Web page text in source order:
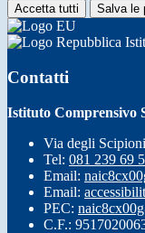
Accetta tutti Salva le
Contatti
Istituto Comprensivo
Via degli
Tel: 081 239 69
Email:
Email:
PEC:
C.F.: